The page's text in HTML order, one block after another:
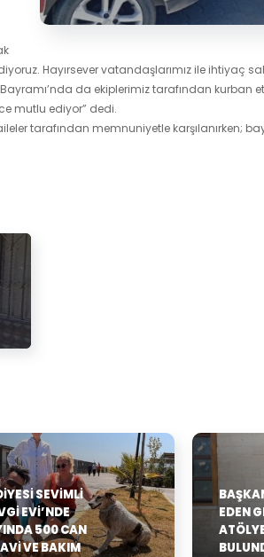
Hayırsever vatandaşlarımız ile ihtiyaç
da ekiplerimiz tarafından kurban
mutlu ediyor” dedi.
tarafından memnuniyetle karşılanırken;
SEVIMLI
EVI’NDE
500 CAN
VE BAKIM
EDEN